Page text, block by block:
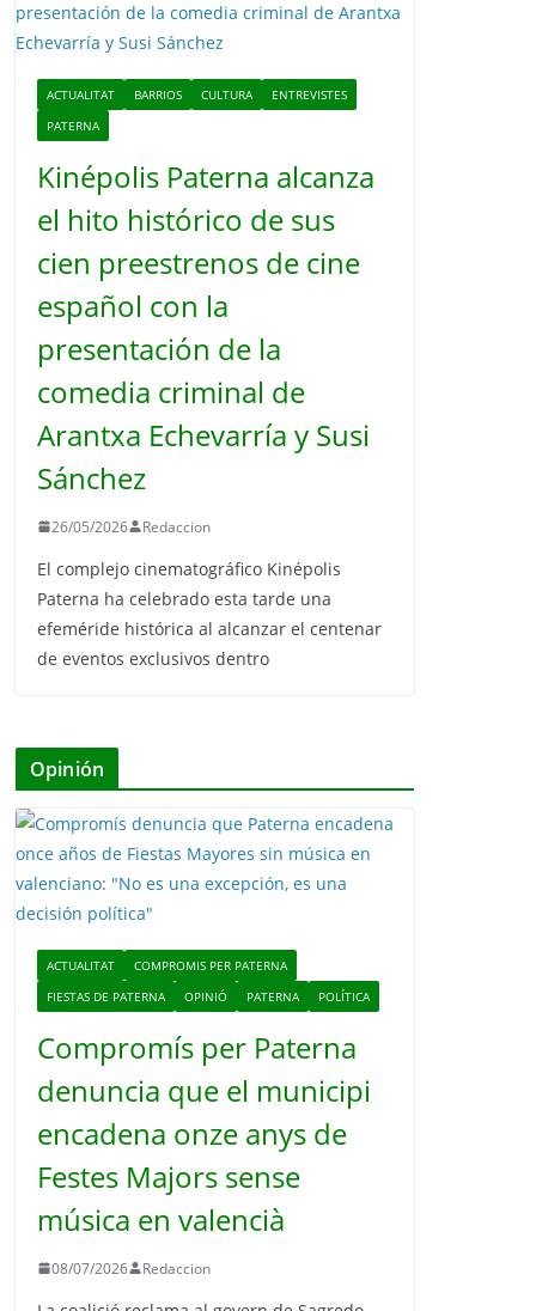
ACTUALITAT BARRIOS CULTURA
ENTREVISTES
PATERNA
Kinépolis Paterna alcanza
el hito histórico de sus
cien preestrenos de cine
español con la
presentación de la
comedia criminal de
Arantxa Echevarría y Susi
Sánchez
26/05/2026 Redaccion
El complejo cinematográfico Kinépolis
Paterna ha celebrado esta tarde una
efeméride histórica al alcanzar el centenar
de eventos exclusivos dentro
Opinión
ACTUALITAT
COMPROMIS PER PATERNA
FIESTAS DE PATERNA
OPINIÓ PATERNA POLÍTICA
Compromís per Paterna
denuncia que el municipi
encadena onze anys de
Festes Majors sense
música en valencià
08/07/2026 Redaccion